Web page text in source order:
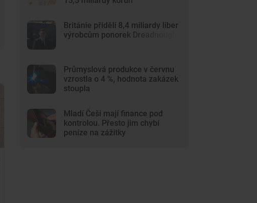
Británie přidělí 8,4 miliardy liber
výrobcům ponorek Dreadnought
Průmyslová produkce v červnu
vzrostla o 4 %, hodnota zakázek
stoupla
Mladí Češi mají finance pod
kontrolou. Přesto jim chybí
peníze na zážitky